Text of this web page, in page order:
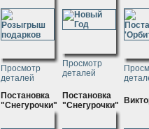
Просмотр
деталей
Просмотр
деталей
Постановка
"Снегурочки"
Постановка
"Снегурочки"